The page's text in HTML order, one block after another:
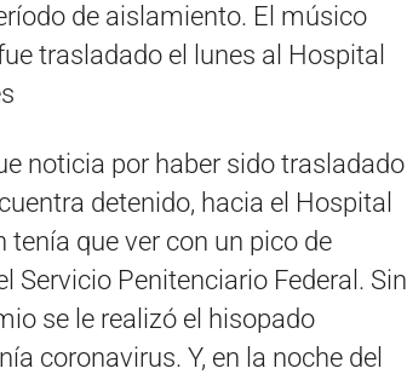
de aislamiento. El músico
trasladado el lunes al Hospital
noticia por haber sido trasladado
detenido, hacia el Hospital
que ver con un pico de
Servicio Penitenciario Federal. Sin
se le realizó el hisopado
coronavirus. Y, en la noche del